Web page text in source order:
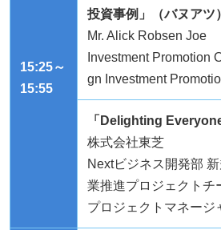
15:25～
15:55
投資事例」（バヌアツ）
Mr. Alick Robsen Joe
Investment Promotion
gn Investment
「Delighting
株式会社東芝
Nextビジネス開発部
業推進プロジェクトチ
プロジェクトマネー